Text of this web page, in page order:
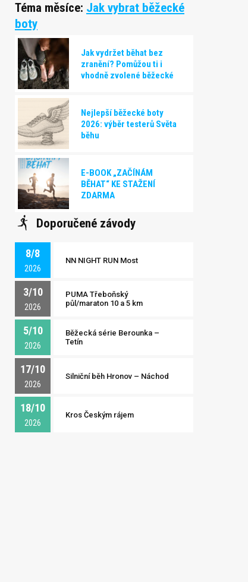
Téma měsíce: Jak vybrat běžecké
boty
Jak vydržet běhat bez
zranění? Pomůžou ti i
vhodně zvolené běžecké
Nejlepší běžecké boty
2026: výběr testerů Světa
běhu
E-BOOK „ZAČÍNÁM
BĚHAT“ KE STAŽENÍ
ZDARMA
Doporučené závody
8/8
2026
NN NIGHT RUN Most
3/10
2026
PUMA Třeboňský
půl/maraton 10 a 5 km
5/10
2026
Běžecká série Berounka –
Tetín
17/10
2026
Silniční běh Hronov – Náchod
18/10
2026
Kros Českým rájem